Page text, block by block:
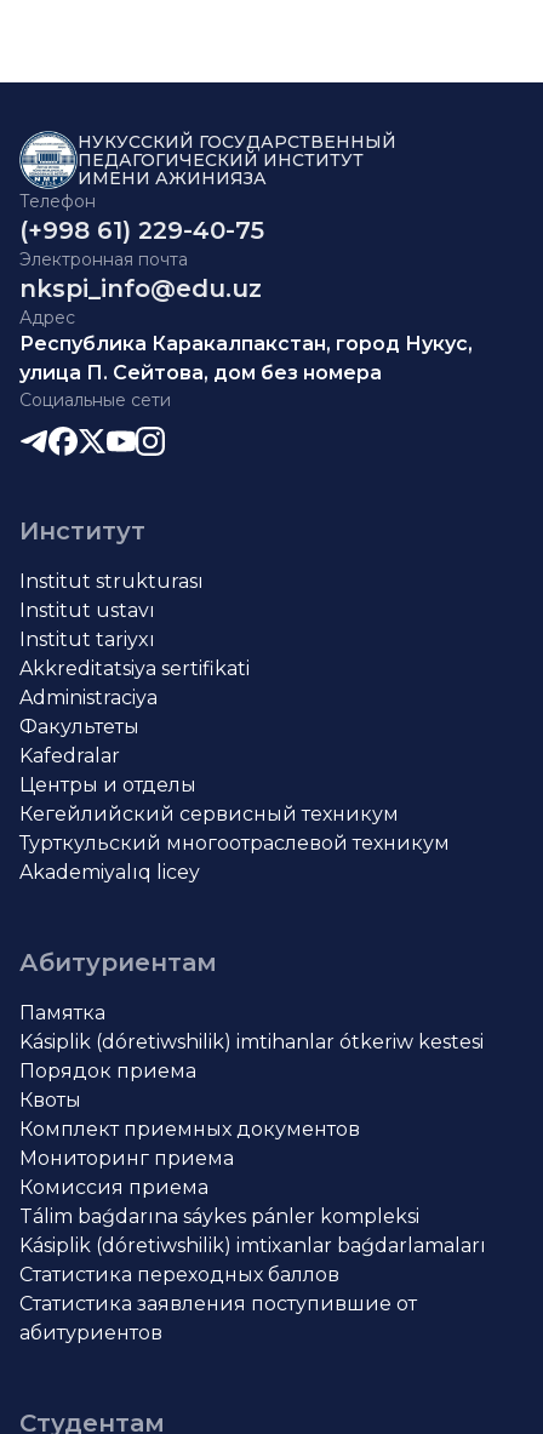
НУКУССКИЙ ГОСУДАРСТВЕННЫЙ
ПЕДАГОГИЧЕСКИЙ ИНСТИТУТ
ИМЕНИ АЖИНИЯЗА
Телефон
(+998 61) 229-40-75
Электронная почта
nkspi_info@edu.uz
Адрес
Республика Каракалпакстан, город Нукус,
улица П. Сейтова, дом без номера
Социальные сети
Институт
Institut strukturası
Institut ustavı
Institut tariyxı
Akkreditatsiya sertifikati
Administraciya
Факультеты
Kafedralar
Центры и отделы
Кегейлийский сервисный техникум
Турткульский многоотраслевой техникум
Akademiyalıq licey
Абитуриентам
Памятка
Kásiplik (dóretiwshilik) imtihanlar ótkeriw kestesi
Порядок приема
Квоты
Комплект приемных документов
Мониторинг приема
Комиссия приема
Tálim baǵdarına sáykes pánler kompleksi
Kásiplik (dóretiwshilik) imtixanlar baǵdarlamaları
Статистика переходных баллов
Статистика заявления поступившие от
абитуриентов
Студентам